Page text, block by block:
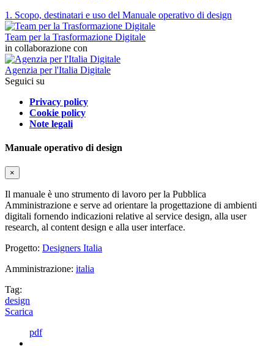
1. Scopo, destinatari e uso del Manuale operativo di design
Team per la Trasformazione Digitale
in collaborazione con
Agenzia per l'Italia Digitale
Seguici su
Privacy policy
Cookie policy
Note legali
Manuale operativo di design
×
Il manuale è uno strumento di lavoro per la Pubblica
Amministrazione e serve ad orientare la progettazione di ambienti
digitali fornendo indicazioni relative al service design, alla user
research, al content design e alla user interface.
Progetto: Designers Italia
Amministrazione: italia
Tag:
design
Scarica
pdf